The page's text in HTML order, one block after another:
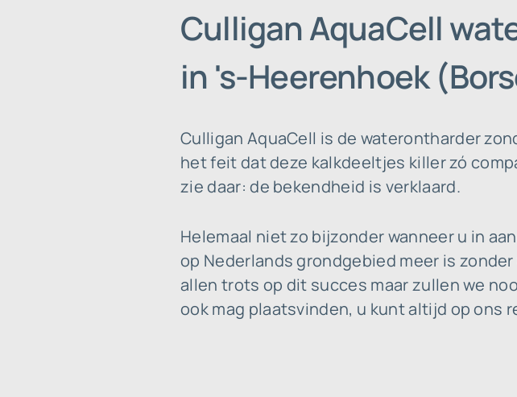
Culligan AquaCell
in 's-Heerenhoek
Culligan AquaCell is de waterontharder
het feit dat deze kalkdeeltjes killer zó
zie daar: de bekendheid is verklaard.
Helemaal niet zo bijzonder wanneer u in
op Nederlands grondgebied meer is
allen trots op dit succes maar zullen we
ook mag plaatsvinden, u kunt altijd op ons